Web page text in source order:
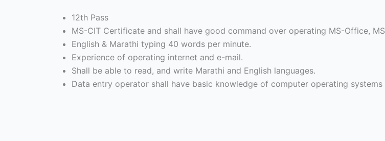
12th Pass
MS-CIT Certificate and shall have good command over operating MS-Office,
English & Marathi typing 40 words per minute.
Experience of operating internet and e-mail.
Shall be able to read, and write Marathi and English languages.
Data entry operator shall have basic knowledge of computer operating systems